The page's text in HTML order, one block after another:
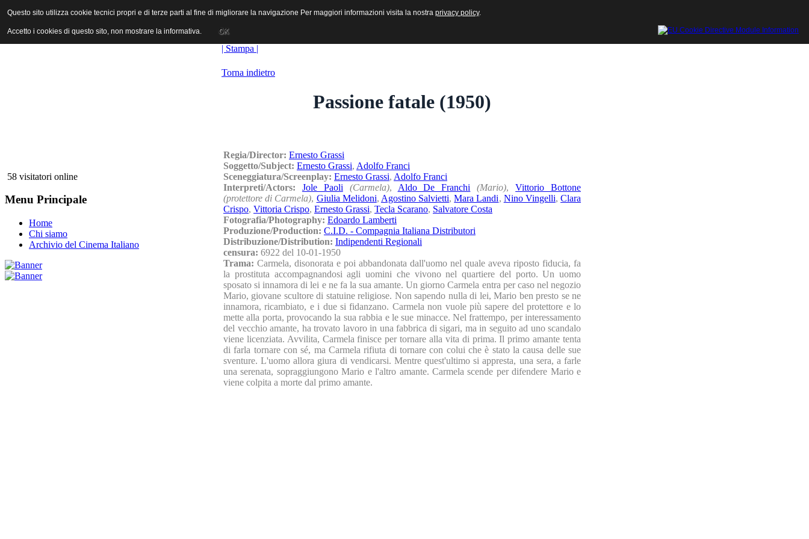
ANICA | Associazione Nazionale Industrie Cinematografiche Audiovisive e Multimediali
58 visitatori online
Menu Principale
Home
Chi siamo
Archivio del Cinema Italiano
| Stampa |
Torna indietro
Passione fatale (1950)
Regia/Director: Ernesto Grassi
Soggetto/Subject: Ernesto Grassi, Adolfo Franci
Sceneggiatura/Screenplay: Ernesto Grassi, Adolfo Franci
Interpreti/Actors: Jole Paoli (Carmela), Aldo De Franchi (Mario),Vittorio Bottone
(protettore di Carmela), Giulia Melidoni, Agostino Salvietti,Mara Landi, Nino Vingelli,Clara
Crispo, Vittoria Crispo, Ernesto Grassi, Tecla Scarano, Salvatore Costa
Fotografia/Photography: Edoardo Lamberti
Produzione/Production: C.I.D. - Compagnia Italiana Distributori
Distribuzione/Distribution: Indipendenti Regionali
censura: 6922 del 10-01-1950
Trama: Carmela, disonorata e poi abbandonata dall'uomo nel quale aveva riposto fiducia, fa
la prostituta accompagnandosi agli uomini che vivono nel quartiere del porto. Un uomo
sposato si innamora di lei e ne fa la sua amante. Un giorno Carmela entra per caso nel negozio
Mario, giovane scultore di statuine religiose. Non sapendo nulla di lei, Mario ben presto se ne
innamora, ricambiato, e i due si fidanzano. Carmela non vuole più sapere del protettore e lo
mette alla porta, provocando la sua rabbia e le sue minacce. Nel frattempo, per interessamento
del vecchio amante, ha trovato lavoro in una fabbrica di sigari, ma in seguito ad uno scandalo
viene licenziata. Avvilita, Carmela finisce per tornare alla vita di prima. Il primo amante tenta
di farla tornare con sé, ma Carmela rifiuta di tornare con colui che è stato la causa delle sue
sventure. L'uomo allora giura di vendicarsi. Mentre quest'ultimo si appresta, una sera, a farle
una serenata, sopraggiungono Mario e l'altro amante. Carmela scende per difendere Mario e
viene colpita a morte dal primo amante.
Questo sito utilizza cookie tecnici propri e di terze parti al fine di migliorare la navigazione Per maggiori informazioni visita la nostra privacy policy.
Accetto i cookies di questo sito, non mostrare la informativa. OK
Questo sito utilizza cookie tecnici propri e di terze parti al fine di migliorare la navigazione Per maggiori informazioni visita la nostra privacy policy.
Accetto i cookies di questo sito, non mostrare la informativa. OK